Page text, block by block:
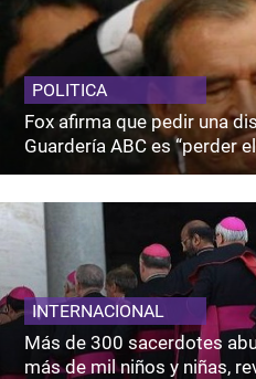
POLITICA
Fox afirma que pedir una
Guardería ABC es “perder
INTERNACIONAL
Más de 300 sacerdotes
más de mil niños y niñas,